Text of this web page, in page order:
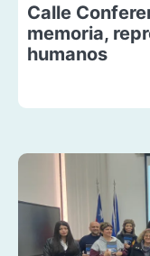
Calle
memoria,
humanos